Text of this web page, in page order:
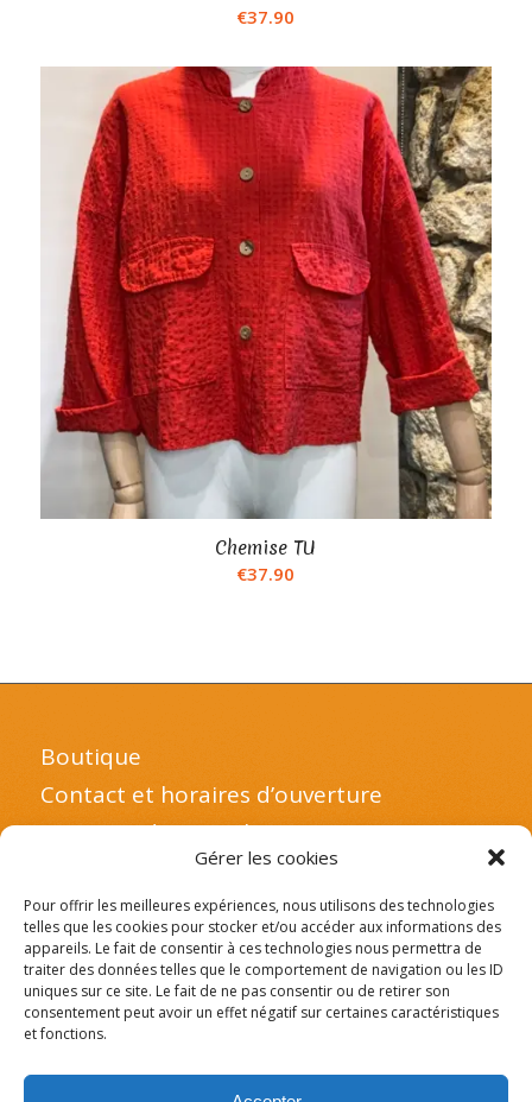
Gérer les cookies
Pour offrir les meilleures expériences, nous utilisons des technologies
telles que les cookies pour stocker et/ou accéder aux informations des
appareils. Le fait de consentir à ces technologies nous permettra de
traiter des données telles que le comportement de navigation ou les ID
uniques sur ce site. Le fait de ne pas consentir ou de retirer son
consentement peut avoir un effet négatif sur certaines caractéristiques
et fonctions.
€37.90
Chemise TU
€37.90
Boutique
Contact et horaires d’ouverture
A propos de notre boutique
Mentions légales et politique de
confidentialité
Mon compte client
Suivez-nous sur Instagram